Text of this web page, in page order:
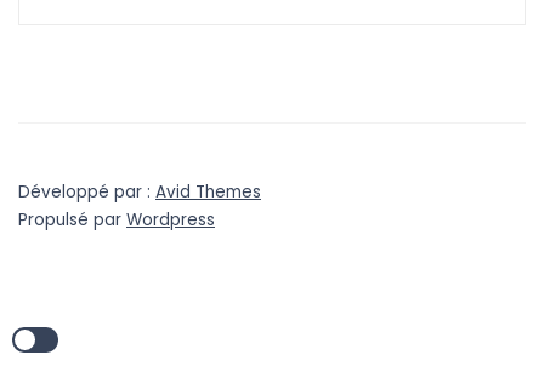
Développé par : Avid Themes
Propulsé par Wordpress